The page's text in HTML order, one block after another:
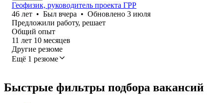
Геофизик, руководитель проекта ГРР
46 лет • Был вчера • Обновлено 3 июля
Предложили работу, решает
Общий опыт
11 лет 10 месяцев
Другие резюме
Ещё 1 резюме
Быстрые фильтры подбора вакансий